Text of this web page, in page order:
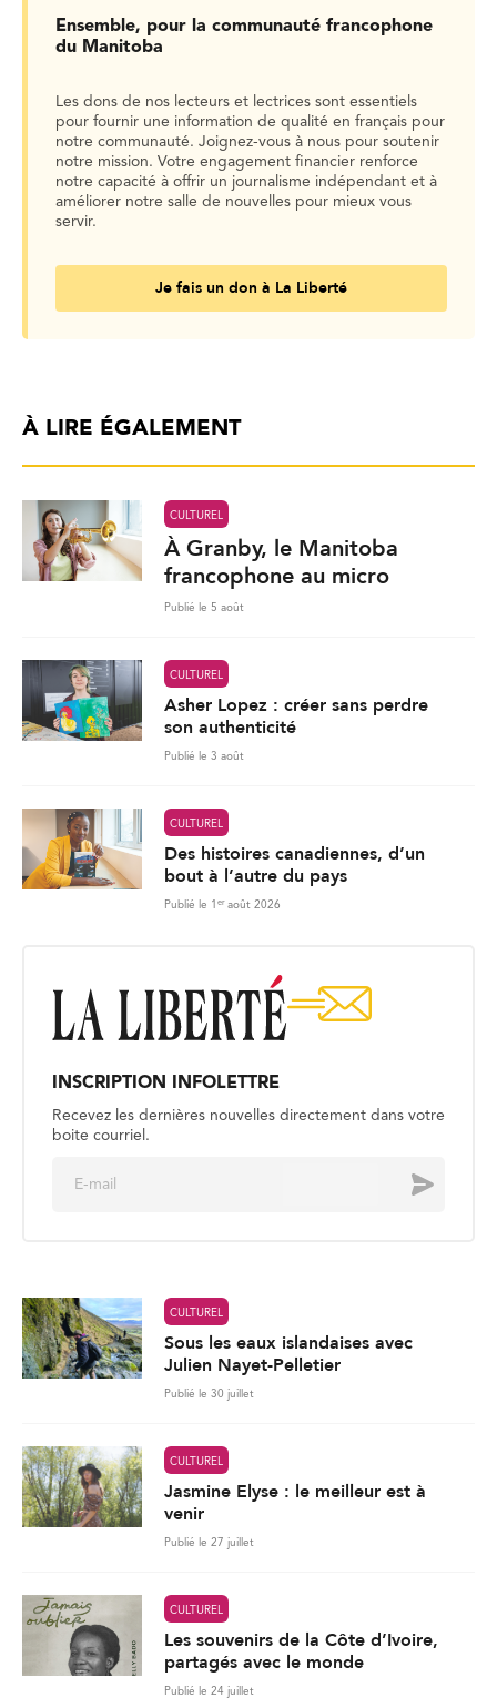
Ensemble, pour la communauté francophone
du Manitoba
Les dons de nos lecteurs et lectrices sont essentiels
pour fournir une information de qualité en français pour
notre communauté. Joignez-vous à nous pour soutenir
notre mission. Votre engagement financier renforce
notre capacité à offrir un journalisme indépendant et à
améliorer notre salle de nouvelles pour mieux vous
servir.
Je fais un don à La Liberté
À LIRE ÉGALEMENT
CULTUREL
À Granby, le Manitoba
francophone au micro
Publié le 5 août
CULTUREL
Asher Lopez : créer sans perdre
son authenticité
Publié le 3 août
CULTUREL
Des histoires canadiennes, d’un
bout à l’autre du pays
Publié le 1 er août 2026
INSCRIPTION INFOLETTRE
Recevez les dernières nouvelles directement dans votre
boite courriel.
Envoyer
CULTUREL
Sous les eaux islandaises avec
Julien Nayet-Pelletier
Publié le 30 juillet
CULTUREL
Jasmine Elyse : le meilleur est à
venir
Publié le 27 juillet
CULTUREL
Les souvenirs de la Côte d’Ivoire,
partagés avec le monde
Publié le 24 juillet